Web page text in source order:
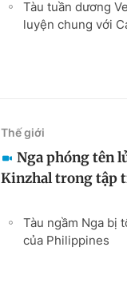
Tàu tuần dương
luyện chung với
Thế giới
Nga phóng tên
Kinzhal trong tập
Tàu ngầm Nga bị
của Philippines